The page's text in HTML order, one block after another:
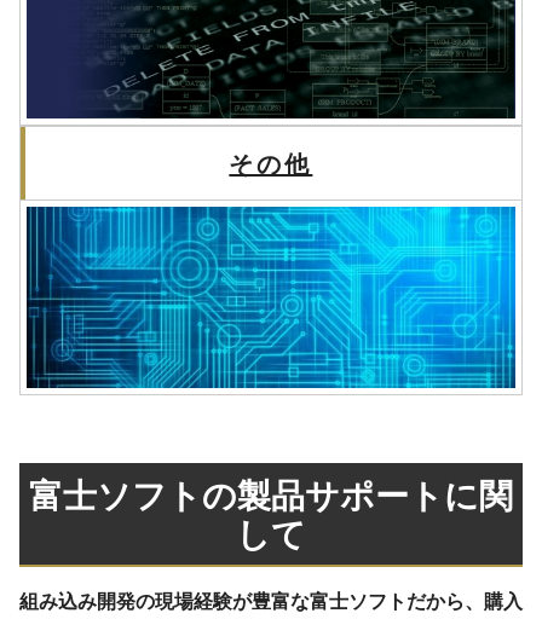
その他
富士ソフトの製品サポートに関
して
組み込み開発の現場経験が豊富な富士ソフトだから、購入